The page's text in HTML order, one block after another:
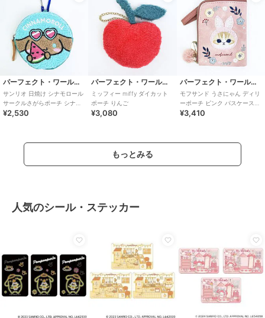
パーフェクト・ワールド・トーキョー
サンリオ 日焼け シナモロール
サークルさがらポーチ シナモ
ン Sanrio
¥2,530
パーフェクト・ワールド・トーキョー
ミッフィー miffy ダイカット
ポーチ りんご
¥3,080
パーフェクト・ワールド・トーキョー
モフサンド うさにゃん ディリ
ーポーチ ピンク パスケース
mofusand
¥3,410
もっとみる
人気のシール・ステッカー